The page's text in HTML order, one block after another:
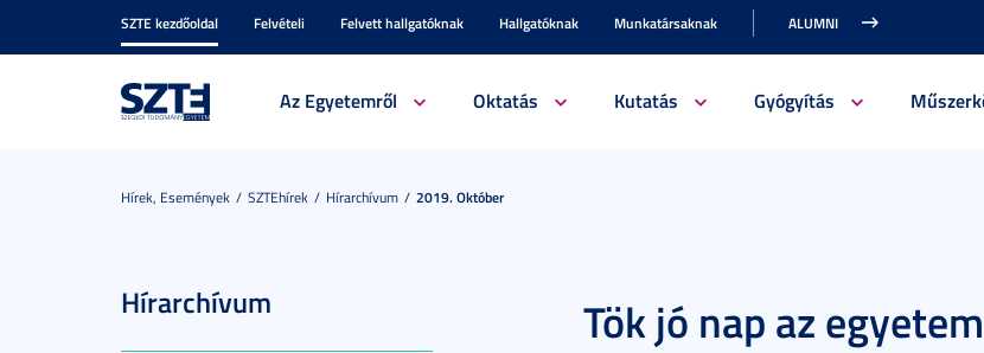
SZTE kezdőoldal Felvételi Felvett hallgatóknak Hallgatóknak Munkatársaknak ALUMNI
Az Egyetemről Oktatás Kutatás Gyógyítás
Hírek, Események SZTEhírek Hírarchívum 2019. Október
Hírarchívum Tök jó nap az